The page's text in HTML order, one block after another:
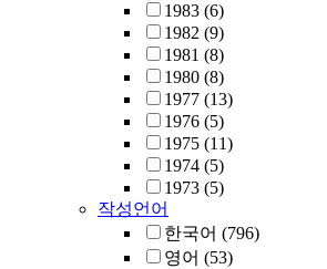
1983 (6)
1982 (9)
1981 (8)
1980 (8)
1977 (13)
1976 (5)
1975 (11)
1974 (5)
1973 (5)
작성언어
한국어 (796)
영어 (53)